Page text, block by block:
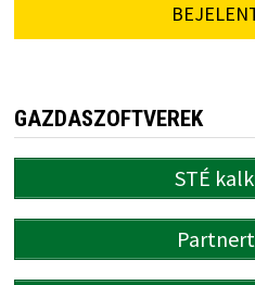
GAZDASZOFTVEREK
STÉ